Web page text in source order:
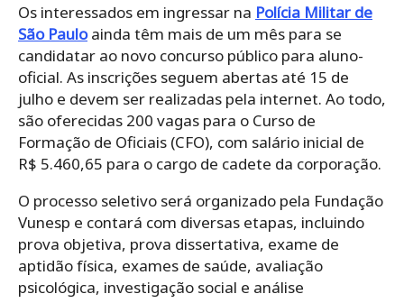
Os interessados em ingressar na Polícia Militar de
São Pauloainda têm mais de um mês para se
candidatar ao novo concurso público para aluno-
oficial. As inscrições seguem abertas até 15 de
julho e devem ser realizadas pela internet. Ao todo,
são oferecidas 200 vagas para o Curso de
Formação de Oficiais (CFO), com salário inicial de
R$ 5.460,65 para o cargo de cadete da corporação.
O processo seletivo será organizado pela Fundação
Vunesp e contará com diversas etapas, incluindo
prova objetiva, prova dissertativa, exame de
aptidão física, exames de saúde, avaliação
psicológica, investigação social e análise